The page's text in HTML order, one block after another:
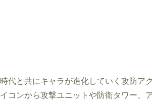
時代と共にキャラが進化していく攻防ア
イコンから攻撃ユニットや防衛タワー、